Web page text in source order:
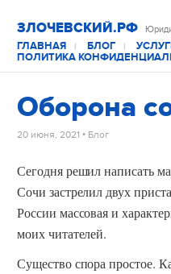
ЗЛОЧЕВСКИЙ.РФ
ГЛАВНАЯ | БЛОГ |
ПОЛИТИКА
Оборона
20 июня, 2021 • Блог
Сегодня решил написать
Сочи застрелил двух
России массовая и
моих читателей.
Существо спора простое.